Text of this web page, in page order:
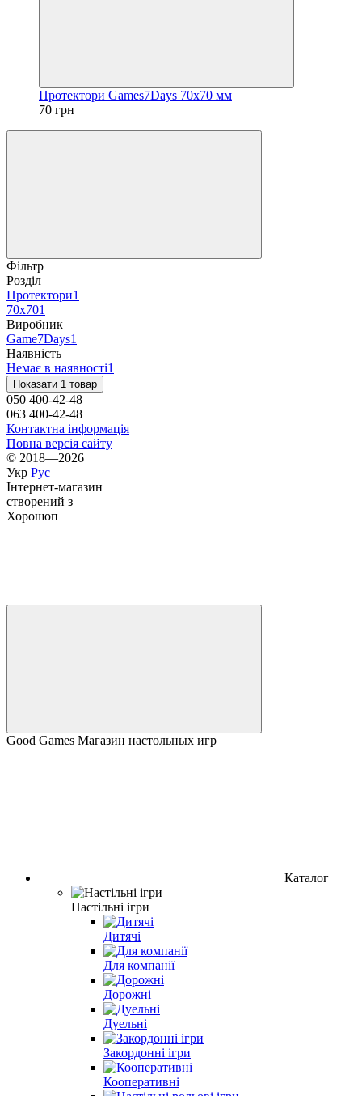
Протектори Games7Days 70x70 мм
70 грн
Фільтр
Розділ
Протектори1
70x701
Виробник
Game7Days1
Наявність
Немає в наявності1
Показати 1 товар
050 400-42-48
063 400-42-48
Контактна інформація
Повна версія сайту
© 2018—2026
Укр Рус
Інтернет-магазин
створений з
Хорошоп
Good Games Магазин настольных игр
Каталог
Настільні ігри
Дитячі
Для компанії
Дорожні
Дуельні
Закордонні iгри
Кооперативні